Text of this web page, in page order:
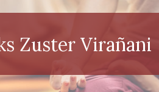
Zuster Virañani